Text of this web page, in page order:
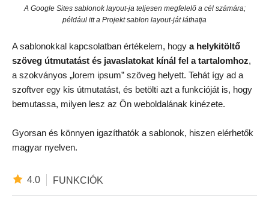
A Google Sites sablonok layout-ja teljesen megfelelő a cél számára;
például itt a Projekt sablon layout-ját láthatja
A sablonokkal kapcsolatban értékelem, hogy a helykitöltő
szöveg útmutatást és javaslatokat kínál fel a tartalomhoz,
a szokványos „lorem ipsum” szöveg helyett. Tehát így ad a
szoftver egy kis útmutatást, és betölti azt a funkcióját is, hogy
bemutassa, milyen lesz az Ön weboldalának kinézete.
Gyorsan és könnyen igazíthatók a sablonok, hiszen elérhetők
magyar nyelven.
4.0 FUNKCIÓK